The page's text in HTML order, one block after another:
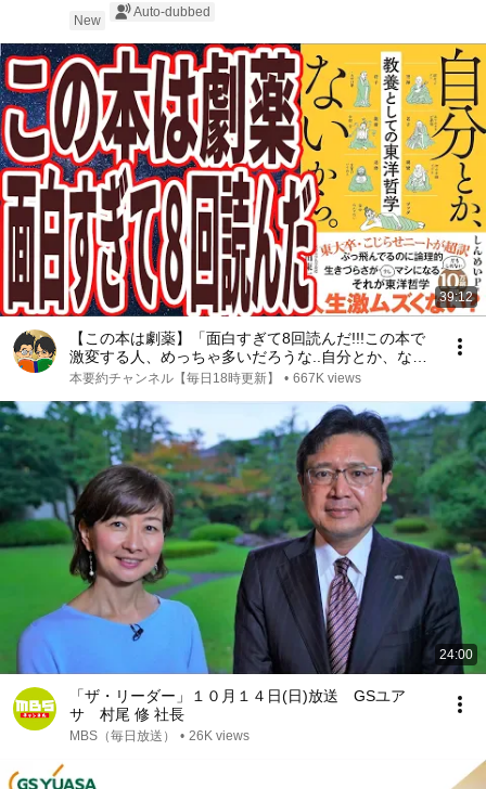
New
Auto-dubbed
39:12
【この本は劇薬】「面白すぎて8回読んだ!!!この本で
激変する人、めっちゃ多いだろうな..自分とか、ない
から。教養としての東洋哲学」を世界一わかりやすく
本要約チャンネル【毎日18時更新】 • 667K views
24:00
「ザ・リーダー」１０月１４日(日)放送 GSユア
サ 村尾 修 社長
MBS（毎日放送） • 26K views